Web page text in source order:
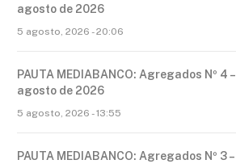
agosto de 2026
5 agosto, 2026 - 20:06
PAUTA MEDIABANCO: Agregados Nº 4
agosto de 2026
5 agosto, 2026 - 13:55
PAUTA MEDIABANCO: Agregados Nº 3